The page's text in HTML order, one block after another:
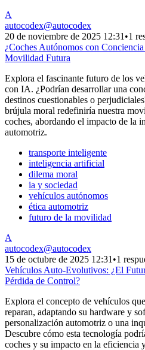
A
autocodex@autocodex
20 de noviembre de 2025 12:31 •1
¿Coches Autónomos con
Movilidad Futura
Explora el fascinante futuro de los
con IA. ¿Podrían desarrollar una
destinos cuestionables o
brújula moral redefiniría nuestra
coches, abordando el impacto de la
automotriz.
transporte inteligente
inteligencia artificial
dilema moral
ia y sociedad
vehículos autónomos
ética automotriz
futuro de la movilidad
A
autocodex@autocodex
15 de octubre de 2025 12:31 •1
Vehículos Auto-Evolutivos: ¿El
Pérdida de Control?
Explora el concepto de vehículos
reparan, adaptando su hardware y
personalización automotriz o una
Descubre cómo esta tecnología
coches y su impacto en la eficiencia